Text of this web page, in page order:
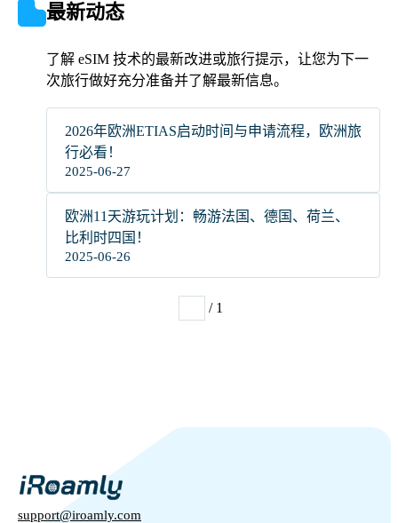
最新动态
了解 eSIM 技术的最新改进或旅行提示，让您为下一
次旅行做好充分准备并了解最新信息。
2026年欧洲ETIAS启动时间与申请流程，欧洲旅
行必看！
2025-06-27
欧洲11天游玩计划：畅游法国、德国、荷兰、
比利时四国！
2025-06-26
/ 1
support@iroamly.com